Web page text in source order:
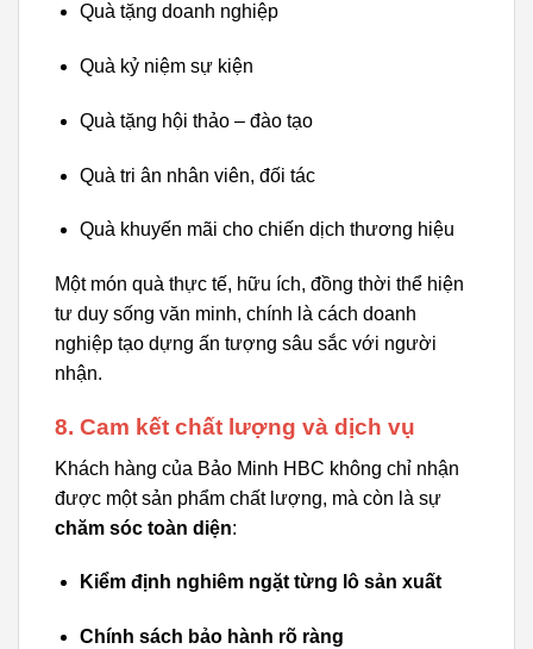
Quà tặng doanh nghiệp
Quà kỷ niệm sự kiện
Quà tặng hội thảo – đào tạo
Quà tri ân nhân viên, đối tác
Quà khuyến mãi cho chiến dịch thương hiệu
Một món quà thực tế, hữu ích, đồng thời thể hiện
tư duy sống văn minh, chính là cách doanh
nghiệp tạo dựng ấn tượng sâu sắc với người
nhận.
8. Cam kết chất lượng và dịch vụ
Khách hàng của Bảo Minh HBC không chỉ nhận
được một sản phẩm chất lượng, mà còn là sự
chăm sóc toàn diện:
Kiểm định nghiêm ngặt từng lô sản xuất
Chính sách bảo hành rõ ràng